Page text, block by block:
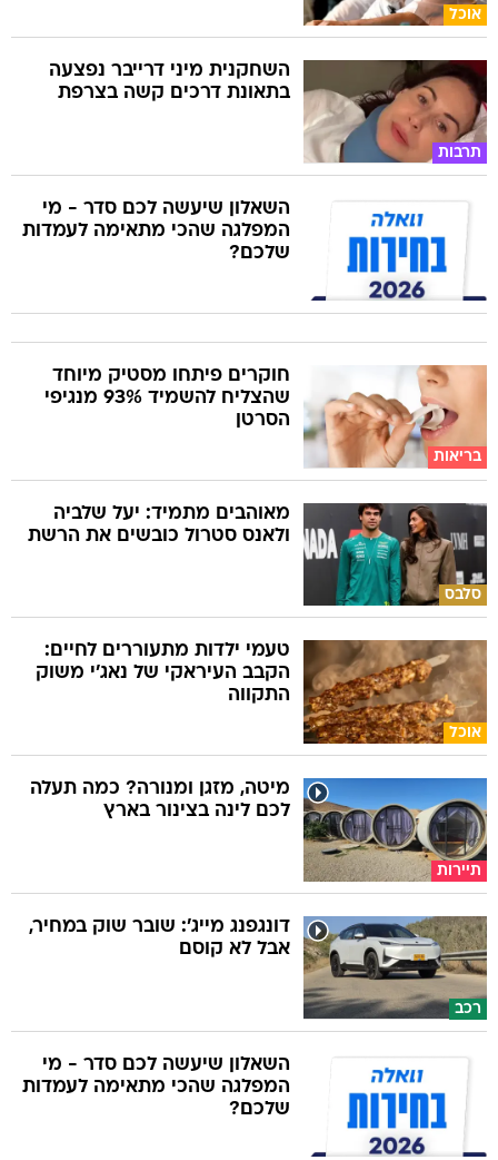
אוכל
תרבות
השחקנית מיני דרייבר נפצעה
בתאונת דרכים קשה בצרפת
השאלון שיעשה לכם סדר - מי
המפלגה שהכי מתאימה לעמדות
שלכם?
בריאות
חוקרים פיתחו מסטיק מיוחד
שהצליח להשמיד 93% מנגיפי
הסרטן
סלבס
מאוהבים מתמיד: יעל שלביה
ולאנס סטרול כובשים את הרשת
אוכל
טעמי ילדות מתעוררים לחיים:
הקבב העיראקי של נאג׳י משוק
התקווה
תיירות
מיטה, מזגן ומנורה? כמה תעלה
לכם לינה בצינור בארץ
רכב
דונגפנג מייג': שובר שוק במחיר,
אבל לא קוסם
השאלון שיעשה לכם סדר - מי
המפלגה שהכי מתאימה לעמדות
שלכם?